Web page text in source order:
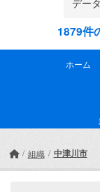
1879件
ホーム
組織 中津川市